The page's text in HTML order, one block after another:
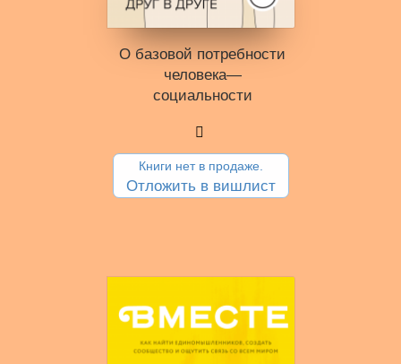
О базовой потребности
человека—
социальности
Книги нет в продаже.
Отложить в вишлист